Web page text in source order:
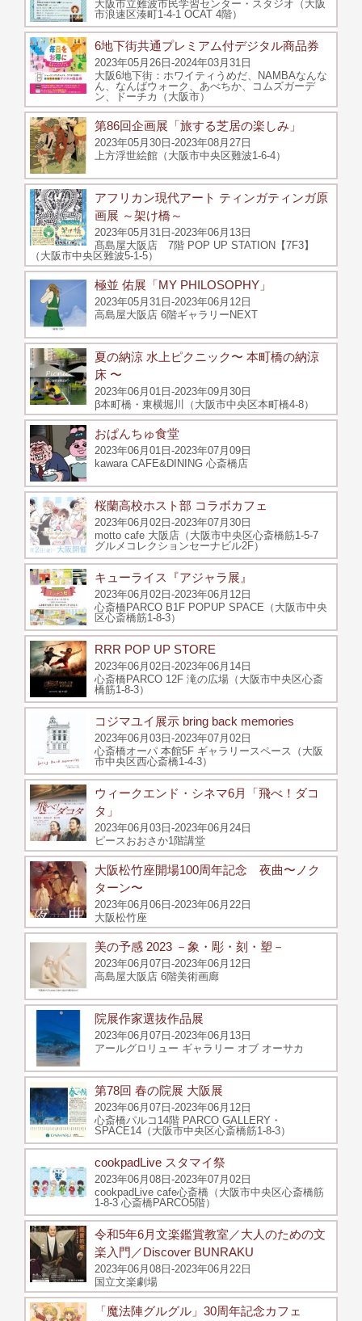
大阪市立難波市民学習センター・スタジオ（大阪
市浪速区湊町1-4-1 OCAT 4階）
6地下街共通プレミアム付デジタル商品券
2023年05月26日-2024年03月31日
大阪6地下街：ホワイティうめだ、NAMBAなんな
ん、なんばウォーク、あべちか、コムズガーデ
ン、ドーチカ（大阪市）
第86回企画展「旅する芝居の楽しみ」
2023年05月30日-2023年08月27日
上方浮世絵館（大阪市中央区難波1-6-4）
アフリカン現代アート ティンガティンガ原
画展 ～架け橋～
2023年05月31日-2023年06月13日
髙島屋大阪店 7階 POP UP STATION【7F3】
（大阪市中央区難波5-1-5）
極並 佑展「MY PHILOSOPHY」
2023年05月31日-2023年06月12日
高島屋大阪店 6階ギャラリーNEXT
夏の納涼 水上ピクニック〜 本町橋の納涼
床 〜
2023年06月01日-2023年09月30日
β本町橋・東横堀川（大阪市中央区本町橋4-8）
おぱんちゅ食堂
2023年06月01日-2023年07月09日
kawara CAFE&DINING 心斎橋店
桜蘭高校ホスト部 コラボカフェ
2023年06月02日-2023年07月30日
motto cafe 大阪店（大阪市中央区心斎橋筋1-5-7
グルメコレクションセーナビル2F）
キューライス『アジャラ展』
2023年06月02日-2023年06月12日
心斎橋PARCO B1F POPUP SPACE（大阪市中央
区心斎橋筋1-8-3）
RRR POP UP STORE
2023年06月02日-2023年06月14日
心斎橋PARCO 12F 滝の広場（大阪市中央区心斎
橋筋1-8-3）
コジマユイ展示 bring back memories
2023年06月03日-2023年07月02日
心斎橋オーパ 本館5F ギャラリースペース（大阪
市中央区西心斎橋1-4-3）
ウィークエンド・シネマ6月「飛べ！ダコ
タ」
2023年06月03日-2023年06月24日
ピースおおさか1階講堂
大阪松竹座開場100周年記念 夜曲〜ノク
ターン〜
2023年06月06日-2023年06月22日
大阪松竹座
美の予感 2023 －象・彫・刻・塑－
2023年06月07日-2023年06月12日
高島屋大阪店 6階美術画廊
院展作家選抜作品展
2023年06月07日-2023年06月13日
アールグロリュー ギャラリー オブ オーサカ
第78回 春の院展 大阪展
2023年06月07日-2023年06月12日
心斎橋パルコ14階 PARCO GALLERY・
SPACE14（大阪市中央区心斎橋筋1-8-3）
cookpadLive スタマイ祭
2023年06月08日-2023年07月02日
cookpadLive cafe心斎橋（大阪市中央区心斎橋筋
1-8-3 心斎橋PARCO5階）
令和5年6月文楽鑑賞教室／大人のための文
楽入門／Discover BUNRAKU
2023年06月08日-2023年06月22日
国立文楽劇場
「魔法陣グルグル」30周年記念カフェ